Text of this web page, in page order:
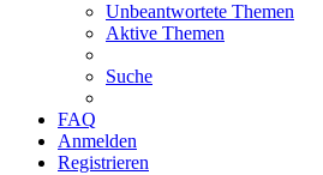
Unbeantwortete Themen
Aktive Themen
Suche
FAQ
Anmelden
Registrieren